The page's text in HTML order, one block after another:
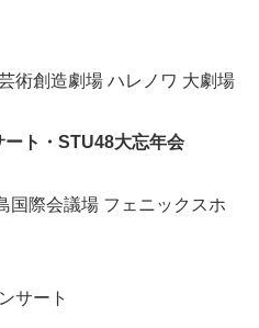
術創造劇場 ハレノワ 大劇場
ト・STU48大忘年会
際会議場 フェニックスホ
サート